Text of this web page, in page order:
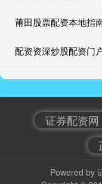
莆田股票配资本地指
配资资深炒股配资门
证券配资网
Powered by